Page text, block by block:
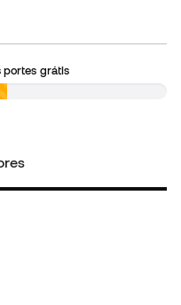
grátis